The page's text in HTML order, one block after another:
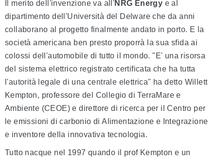
Il merito dell'invenzione va all'NRG Energy e al
dipartimento dell'Università del Delware che da anni
collaborano al progetto finalmente andato in porto. E la
società americana ben presto proporrà la sua sfida ai
colossi dell'automobile di tutto il mondo. "E' una risorsa
del sistema elettrico registrato certificata che ha tutta
l'autorità legale di una centrale elettrica" ha detto Willett
Kempton, professore del Collegio di TerraMare e
Ambiente (CEOE) e direttore di ricerca per il Centro per
le emissioni di carbonio di Alimentazione e Integrazione
e inventore della innovativa tecnologia.
Tutto nacque nel 1997 quando il prof Kempton e un